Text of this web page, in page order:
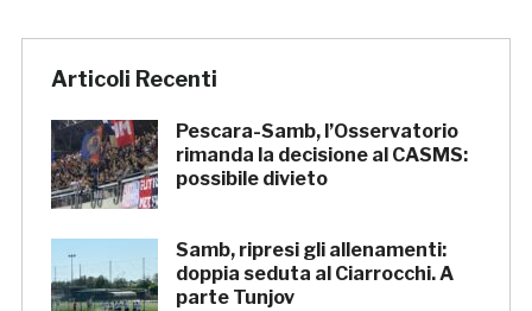
Articoli Recenti
Pescara-Samb, l’Osservatorio
rimanda la decisione al CASMS:
possibile divieto
Samb, ripresi gli allenamenti:
doppia seduta al Ciarrocchi. A
parte Tunjov